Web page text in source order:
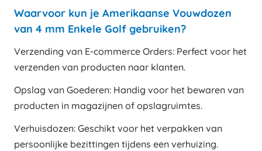
Waarvoor kun je Amerikaanse Vouwdozen
van 4 mm Enkele Golf gebruiken?
Verzending van E-commerce Orders: Perfect voor het
verzenden van producten naar klanten.
Opslag van Goederen: Handig voor het bewaren van
producten in magazijnen of opslagruimtes.
Verhuisdozen: Geschikt voor het verpakken van
persoonlijke bezittingen tijdens een verhuizing.